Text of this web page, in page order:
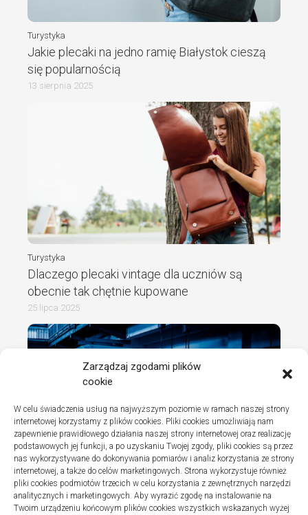
Zarządzaj zgodami plików
cookie
W celu świadczenia usług na najwyższym poziomie w ramach naszej strony
internetowej korzystamy z plików cookies. Pliki cookies umożliwiają nam
zapewnienie prawidłowego działania naszej strony internetowej oraz realizację
podstawowych jej funkcji, a po uzyskaniu Twojej zgody, pliki cookies są przez
nas wykorzystywane do dokonywania pomiarów i analiz korzystania ze strony
internetowej, a także do celów marketingowych. Strona wykorzystuje również
pliki cookies podmiotów trzecich w celu korzystania z zewnętrznych narzędzi
analitycznych i marketingowych. Aby wyrazić zgodę na instalowanie na
Twoim urządzeniu końcowym plików cookies wszystkich wskazanych wyżej
Turystyka
Jakie plecaki na jedno ramię Białystok cieszą
się popularnością
13 sierpnia 2025
Turystyka
Dlaczego plecaki vintage dla uczniów są
obecnie tak chętnie kupowane
25 lipca 2025
Turystyka
Jak wybrać dobrą firmę do instalacji